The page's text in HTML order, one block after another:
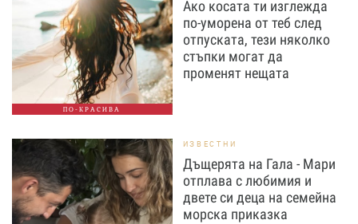
ПО-КРАСИВА
Ако косата ти изглежда
по-уморена от теб след
отпуската, тези няколко
стъпки могат да
променят нещата
ИЗВЕСТНИ
Дъщерята на Гала - Мари
отплава с любимия и
двете си деца на семейна
морска приказка